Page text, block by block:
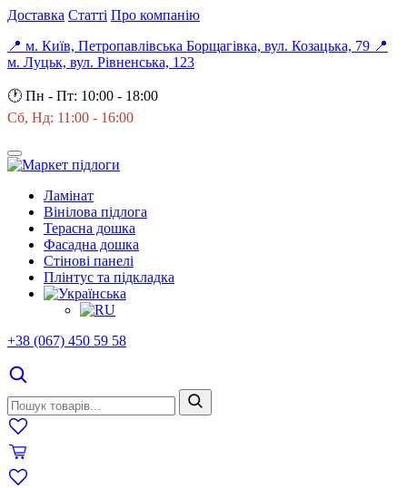
Доставка Статті Про компанію
📍 м. Київ, Петропавлівська Борщагівка, вул. Козацька, 79 📍
м. Луцьк, вул. Рівненська, 123
🕐 Пн - Пт: 10:00 - 18:00
Сб, Нд: 11:00 - 16:00
Ламінат
Вінілова підлога
Терасна дошка
Фасадна дошка
Стінові панелі
Плінтус та підкладка
+38 (067) 450 59 58